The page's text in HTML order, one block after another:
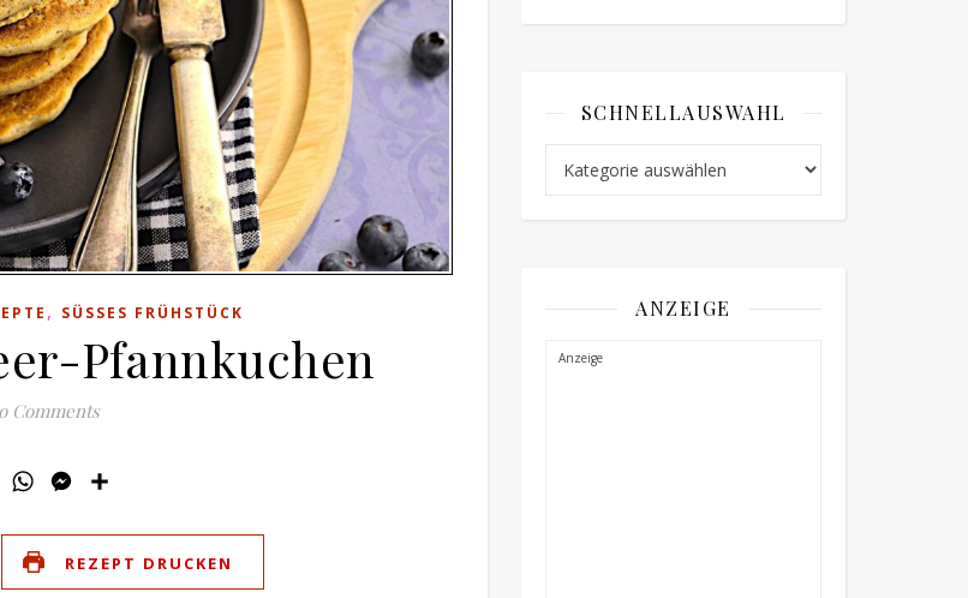
, SÜSSES FRÜHSTÜCK
Pfannkuchen
Comments
TelegramWhatsAppMessenger
REZEPT DRUCKEN
SCHNELLAUSWAHL
ANZEIGE